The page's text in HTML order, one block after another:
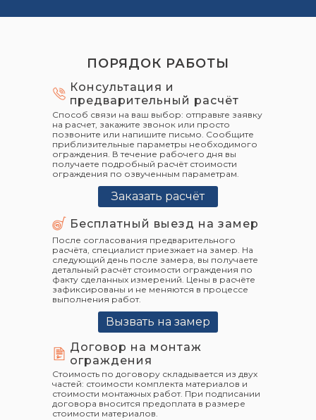
Консультация и
предварительный расчёт
Способ связи на ваш выбор: отправьте заявку
на расчет, закажите звонок или просто
позвоните или напишите письмо. Сообщите
приблизительные параметры необходимого
ограждения. В течение рабочего дня вы
получаете подробный расчёт стоимости
ограждения по озвученным параметрам.
Бесплатный выезд на замер
После согласования предварительного
расчёта, специалист приезжает на замер. На
следующий день после замера, вы получаете
детальный расчёт стоимости ограждения по
факту сделанных измерений. Цены в расчёте
зафиксированы и не меняются в процессе
выполнения работ.
Договор на монтаж
ограждения
Стоимость по договору складывается из двух
частей: стоимости комплекта материалов и
стоимости монтажных работ. При подписании
договора вносится предоплата в размере
стоимости материалов.
ПОРЯДОК РАБОТЫ
Заказать расчёт
Вызвать на замер